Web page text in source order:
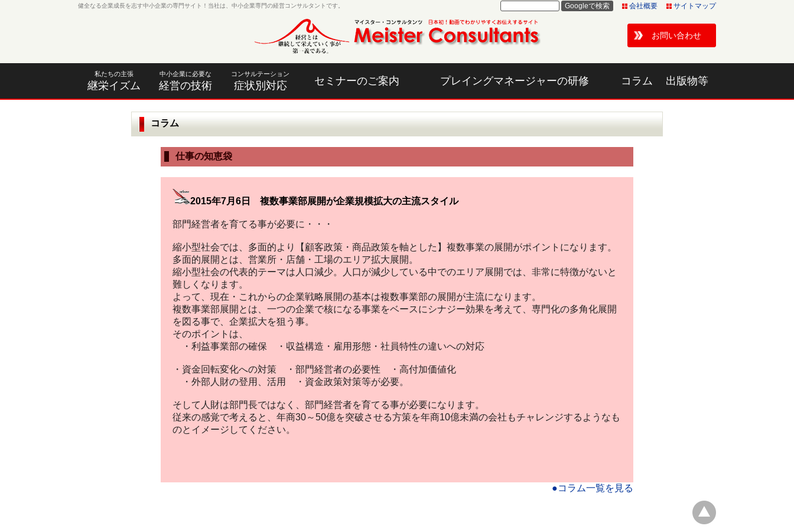
健全なる企業成長を志す中小企業の専門サイト！当社は、中小企業専門の経営コンサルタントです。
お問い合わせ
会社概要 サイトマップ
私たちの主張
継栄イズム
中小企業に必要な
経営の技術
コンサルテーション
症状別対応 セミナーのご案内 プレイングマネージャーの研修 コラム 出版物等
コラム
仕事の知恵袋
2015年7月6日 複数事業部展開が企業規模拡大の主流スタイル
部門経営者を育てる事が必要に・・・
縮小型社会では、多面的より【顧客政策・商品政策を軸とした】複数事業の展開がポイントになります。
多面的展開とは、営業所・店舗・工場のエリア拡大展開。
縮小型社会の代表的テーマは人口減少。人口が減少している中でのエリア展開では、非常に特徴がないと
難しくなります。
よって、現在・これからの企業戦略展開の基本は複数事業部の展開が主流になります。
複数事業部展開とは、一つの企業で核になる事業をベースにシナジー効果を考えて、専門化の多角化展開
を図る事で、企業拡大を狙う事。
そのポイントは、
・利益事業部の確保 ・収益構造・雇用形態・社員特性の違いへの対応
・資金回転変化への対策 ・部門経営者の必要性 ・高付加価値化
・外部人財の登用、活用 ・資金政策対策等が必要。
そして人財は部門長ではなく、部門経営者を育てる事が必要になります。
従来の感覚で考えると、年商30～50億を突破させる方策を年商10億未満の会社もチャレンジするようなも
のとイメージしてください。
●コラム一覧を見る